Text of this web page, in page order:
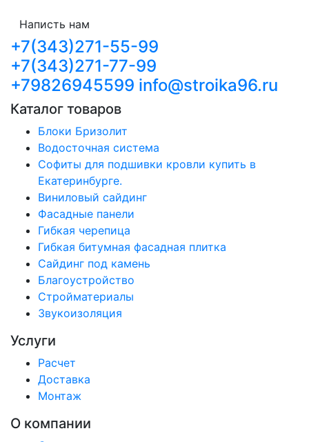
Написть нам
+7(343)271-55-99
+7(343)271-77-99
+79826945599 info@stroika96.ru
Каталог товаров
Блоки Бризолит
Водосточная система
Софиты для подшивки кровли купить в
Екатеринбурге.
Виниловый сайдинг
Фасадные панели
Гибкая черепица
Гибкая битумная фасадная плитка
Сайдинг под камень
Благоустройство
Стройматериалы
Звукоизоляция
Услуги
Расчет
Доставка
Монтаж
О компании